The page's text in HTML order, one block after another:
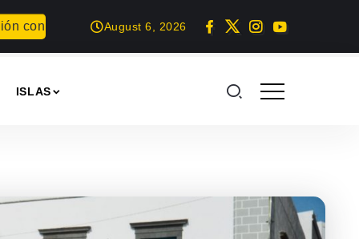
Los Corujo protagonizan una nueva sesión musical
August 6, 2026
ISLAS